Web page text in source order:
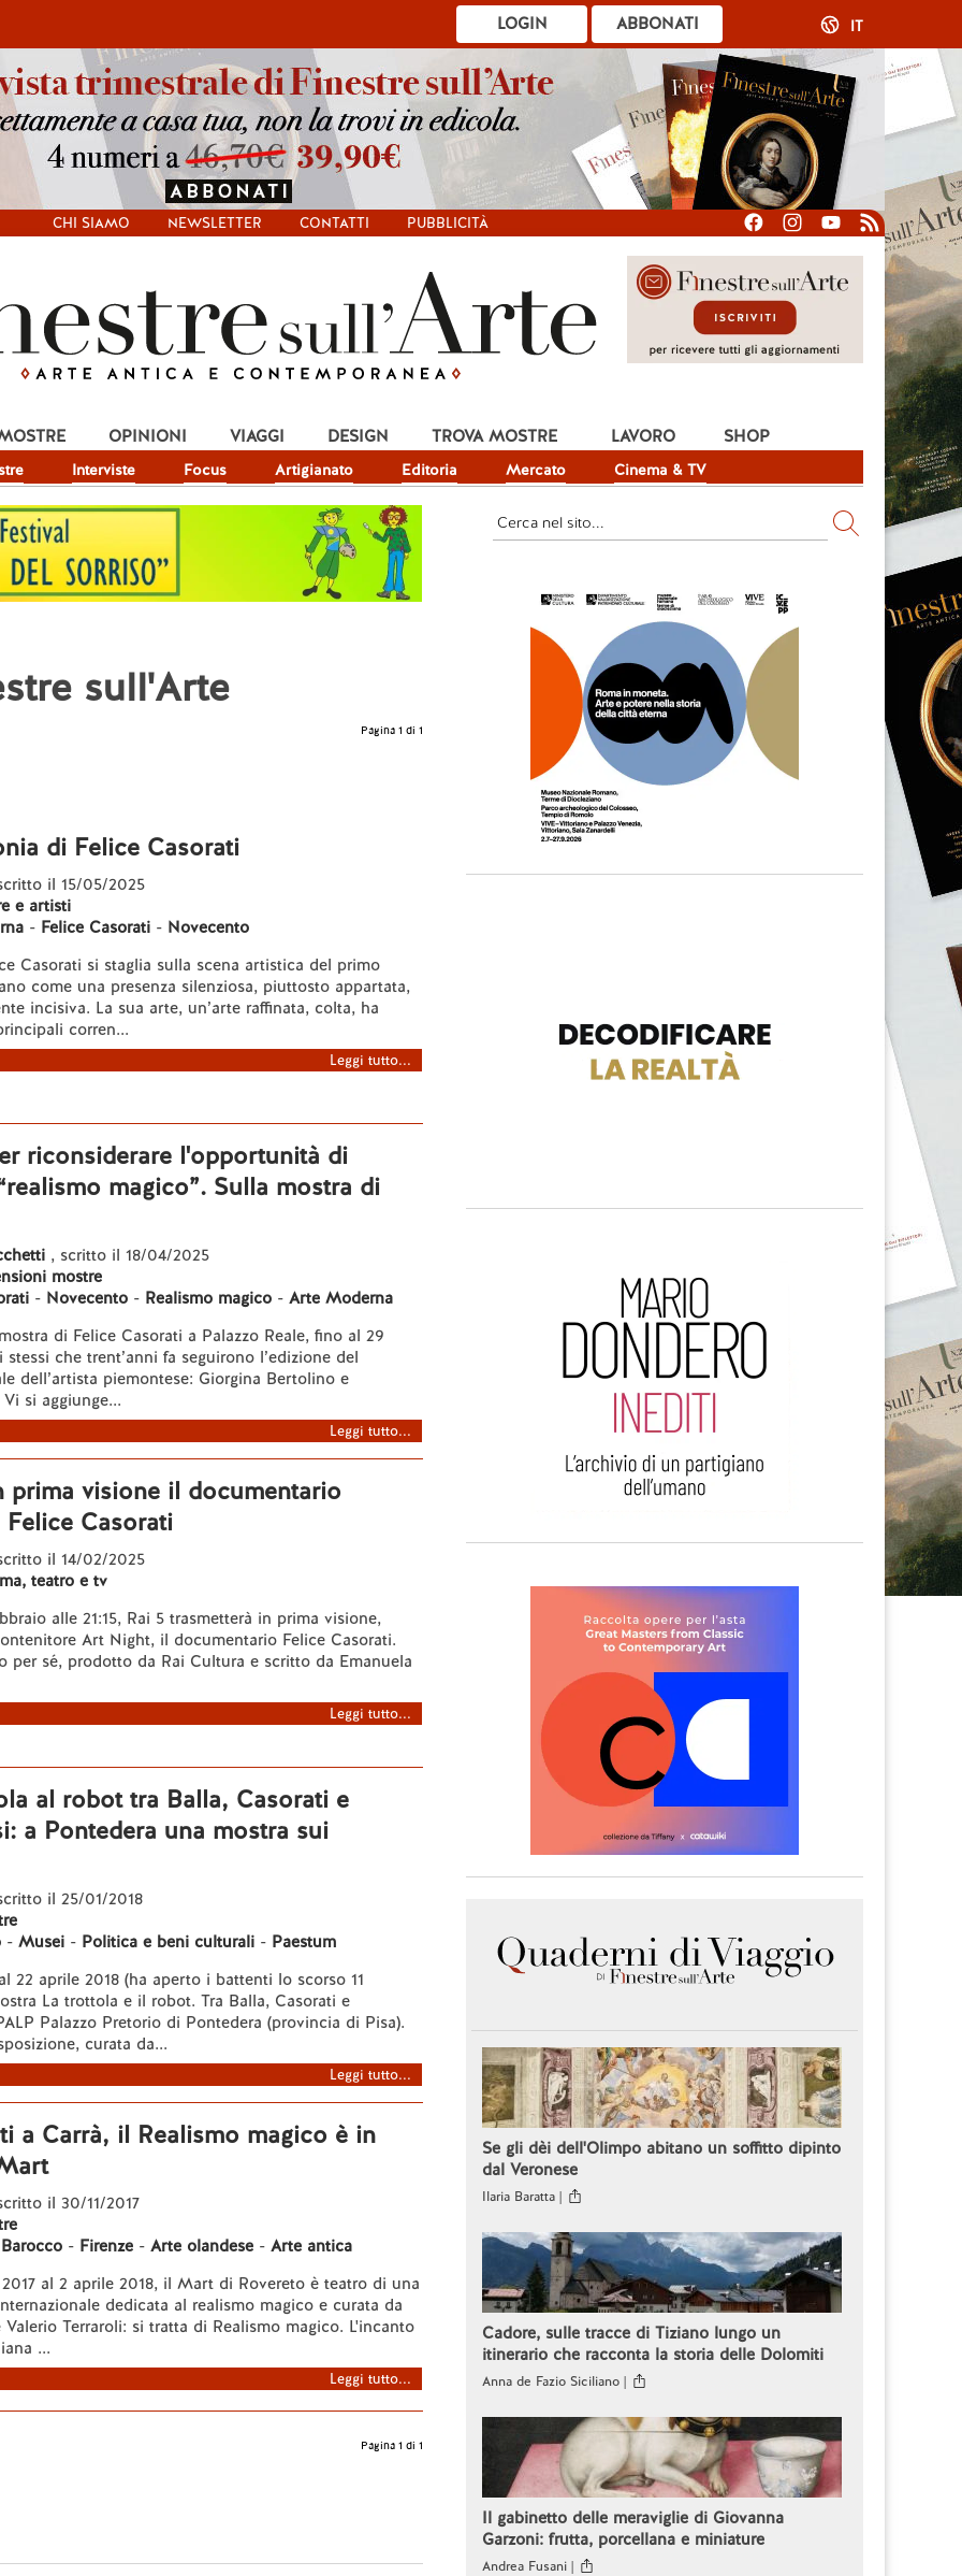
ABBONATI
LOGIN IT
CHI SIAMO NEWSLETTER CONTATTI PUBBLICITÀ
Interviste Focus Artigianato Editoria Mercato Cinema & TV
OPINIONI VIAGGI DESIGN TROVA MOSTRE LAVORO SHOP
sull'Arte
Pagina 1 di 1
di Felice Casorati
il 15/05/2025
e artisti
- Felice Casorati - Novecento
Casorati si staglia sulla scena artistica del primo
come una presenza silenziosa, piuttosto appartata,
incisiva. La sua arte, un’arte raffinata, colta, ha
corren...
Leggi tutto...
riconsiderare l'opportunità di
magico”. Sulla mostra di
, scritto il 18/04/2025
mostre
- Novecento - Realismo magico - Arte Moderna
di Felice Casorati a Palazzo Reale, fino al 29
che trent’anni fa seguirono l’edizione del
dell’artista piemontese: Giorgina Bertolino e
si aggiunge...
Leggi tutto...
prima visione il documentario
Casorati
il 14/02/2025
teatro e tv
alle 21:15, Rai 5 trasmetterà in prima visione,
Art Night, il documentario Felice Casorati.
per sé, prodotto da Rai Cultura e scritto da Emanuela
Leggi tutto...
al robot tra Balla, Casorati e
a Pontedera una mostra sui
il 25/01/2018
- Musei - Politica e beni culturali - Paestum
22 aprile 2018 (ha aperto i battenti lo scorso 11
La trottola e il robot. Tra Balla, Casorati e
Palazzo Pretorio di Pontedera (provincia di Pisa).
curata da...
Leggi tutto...
a Carrà, il Realismo magico è in
il 30/11/2017
Barocco - Firenze - Arte olandese - Arte antica
al 2 aprile 2018, il Mart di Rovereto è teatro di una
dedicata al realismo magico e curata da
Terraroli: si tratta di Realismo magico. L'incanto
...
Leggi tutto...
Pagina 1 di 1
Se gli dèi dell'Olimpo abitano un soffitto dipinto
dal Veronese
Ilaria Baratta |
Cadore, sulle tracce di Tiziano lungo un
itinerario che racconta la storia delle Dolomiti
Anna de Fazio Siciliano |
Il gabinetto delle meraviglie di Giovanna
Garzoni: frutta, porcellana e miniature
Andrea Fusani |